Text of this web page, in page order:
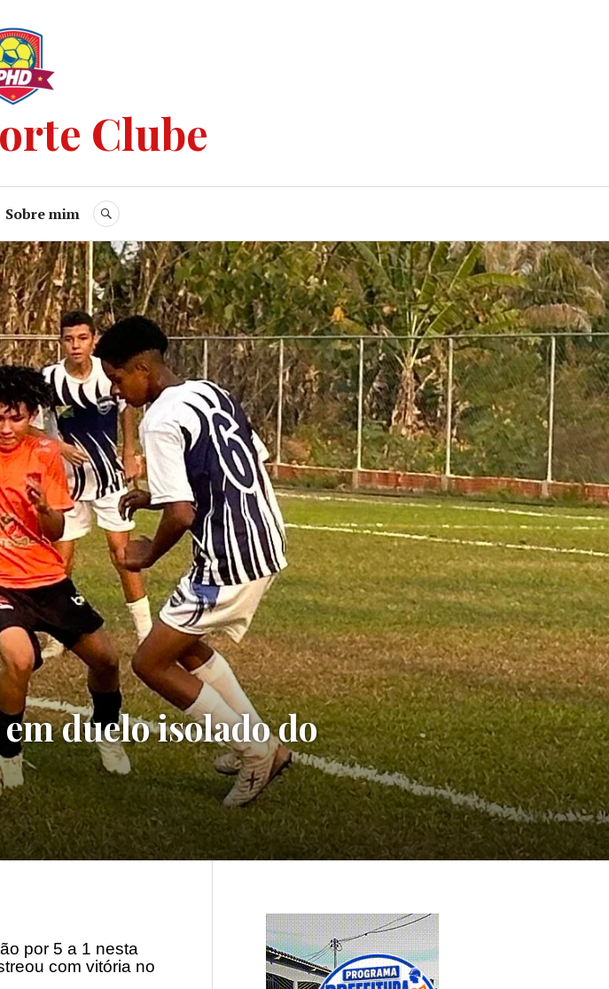
Clube
Sobre mim
duelo isolado do
por 5 a 1 nesta
com vitória no